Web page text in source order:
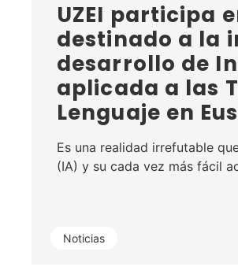
Noticias
UZEI participa
destinado a la
desarrollo de
aplicada a las
Lenguaje en
Es una realidad irrefutable
(IA) y su cada vez más fácil